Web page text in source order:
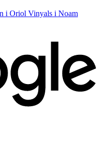
i Oriol Vinyals i Noam